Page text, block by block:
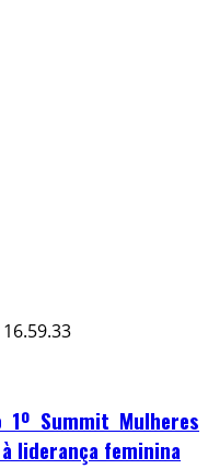
Summit Mulheres
liderança feminina